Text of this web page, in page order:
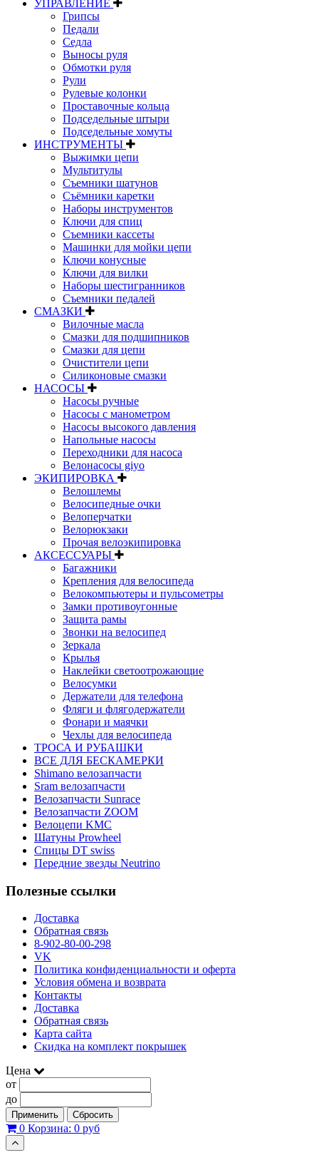
УПРАВЛЕНИЕ
Грипсы
Педали
Седла
Выносы руля
Обмотки руля
Рули
Рулевые колонки
Проставочные кольца
Подседельные штыри
Подседельные хомуты
ИНСТРУМЕНТЫ
Выжимки цепи
Мультитулы
Съемники шатунов
Съёмники каретки
Наборы инструментов
Ключи для спиц
Съемники кассеты
Машинки для мойки цепи
Ключи конусные
Ключи для вилки
Наборы шестигранников
Съемники педалей
СМАЗКИ
Вилочные масла
Смазки для подшипников
Смазки для цепи
Очистители цепи
Силиконовые смазки
НАСОСЫ
Насосы ручные
Насосы с манометром
Насосы высокого давления
Напольные насосы
Переходники для насоса
Велонасосы giyo
ЭКИПИРОВКА
Велошлемы
Велосипедные очки
Велоперчатки
Велорюкзаки
Прочая велоэкипировка
АКСЕССУАРЫ
Багажники
Крепления для велосипеда
Велокомпьютеры и пульсометры
Замки противоугонные
Защита рамы
Звонки на велосипед
Зеркала
Крылья
Наклейки светоотрожающие
Велосумки
Держатели для телефона
Фляги и флягодержатели
Фонари и маячки
Чехлы для велосипеда
ТРОСА И РУБАШКИ
ВСЕ ДЛЯ БЕСКАМЕРКИ
Shimano велозапчасти
Sram велозапчасти
Велозапчасти Sunrace
Велозапчасти ZOOM
Велоцепи KMC
Шатуны Prowheel
Спицы DT swiss
Передние звезды Neutrino
Полезные ссылки
Доставка
Обратная связь
8-902-80-00-298
VK
Политика конфиденциальности и оферта
Условия обмена и возврата
Контакты
Доставка
Обратная связь
Карта сайта
Скидка на комплект покрышек
Цена
от
до
Применить Сбросить
0 Корзина: 0 руб